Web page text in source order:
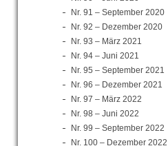
Nr. 91 – September 2020
Nr. 92 – Dezember 2020
Nr. 93 – März 2021
Nr. 94 – Juni 2021
Nr. 95 – September 2021
Nr. 96 – Dezember 2021
Nr. 97 – März 2022
Nr. 98 – Juni 2022
Nr. 99 – September 2022
Nr. 100 – Dezember 2022